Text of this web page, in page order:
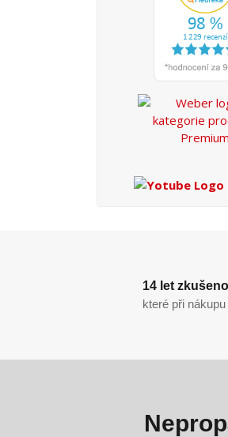
14 let
které při